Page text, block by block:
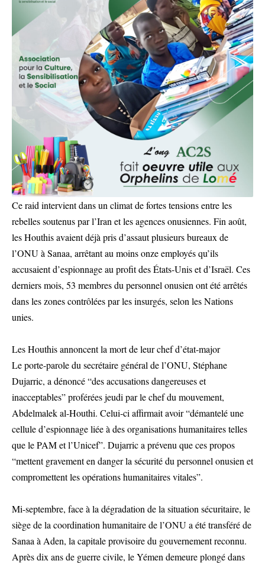
Ce raid intervient dans un climat de fortes tensions entre les
rebelles soutenus par l’Iran et les agences onusiennes. Fin août,
les Houthis avaient déjà pris d’assaut plusieurs bureaux de
l’ONU à Sanaa, arrêtant au moins onze employés qu’ils
accusaient d’espionnage au profit des États-Unis et d’Israël. Ces
derniers mois, 53 membres du personnel onusien ont été arrêtés
dans les zones contrôlées par les insurgés, selon les Nations
unies.
Les Houthis annoncent la mort de leur chef d’état-major
Le porte-parole du secrétaire général de l’ONU, Stéphane
Dujarric, a dénoncé “des accusations dangereuses et
inacceptables” proférées jeudi par le chef du mouvement,
Abdelmalek al-Houthi. Celui-ci affirmait avoir “démantelé une
cellule d’espionnage liée à des organisations humanitaires telles
que le PAM et l’Unicef”. Dujarric a prévenu que ces propos
“mettent gravement en danger la sécurité du personnel onusien et
compromettent les opérations humanitaires vitales”.
Mi-septembre, face à la dégradation de la situation sécuritaire, le
siège de la coordination humanitaire de l’ONU a été transféré de
Sanaa à Aden, la capitale provisoire du gouvernement reconnu.
Après dix ans de guerre civile, le Yémen demeure plongé dans